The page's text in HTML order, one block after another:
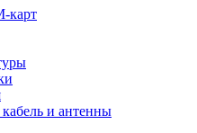
карт
и антенны